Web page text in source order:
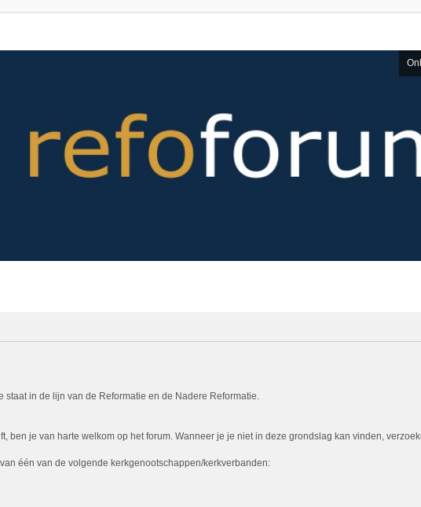
in de lijn van de Reformatie en de Nadere Reformatie.
ben je van harte welkom op het forum. Wanneer je je niet in deze grondslag kan vinden,
één van de volgende kerkgenootschappen/kerkverbanden: